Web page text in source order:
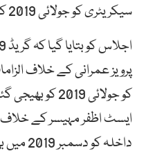
سیکریٹری کو جولائی 2019 کو بھیجی۔
پرویز عمرانی کے خلاف
ایسٹ اظفر مہیسر کے
داخلہ کو دسمبر 2019 میں بھیجی۔